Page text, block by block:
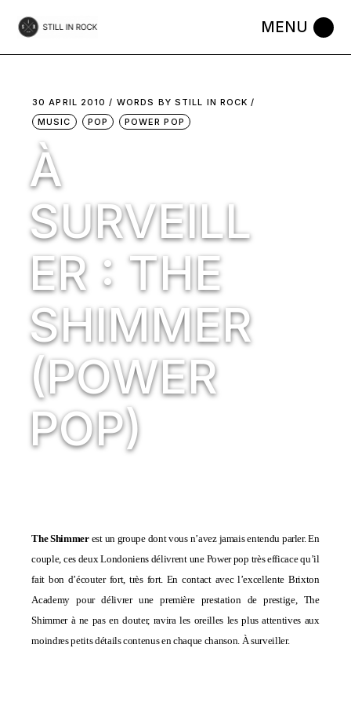
the
30 APRIL 2010 WORDS BY STILL IN ROCK
MUSIC
POP POWER POP
À
SURVEILL
ER : THE
SHIMMER
(POWER
POP)
The Shimmerest un groupe dont vous n’avez jamais entendu parler. En
couple, ces deux Londoniens délivrent une Power pop très efficace qu’il
fait bon d’écouter fort, très fort. En contact avec l’excellenteBrixton
Academypour délivrer une première prestation de prestige, The
Shimmer à ne pas en douter, ravira les oreilles les plus attentives aux
moindres petits détails contenus en chaque chanson. À surveiller.